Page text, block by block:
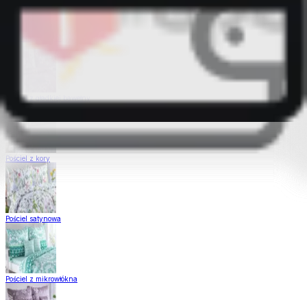
Pościel z gładkiej bawełny
Pościel z kory
Pościel satynowa
Pościel z mikrowłókna